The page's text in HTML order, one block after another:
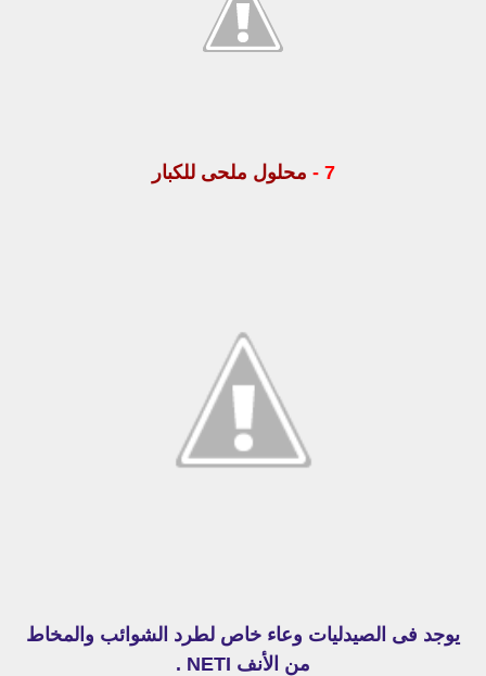
7 - محلول ملحى للكبار
يوجد فى الصيدليات وعاء خاص لطرد الشوائب والمخاط
من الأنف NETI .